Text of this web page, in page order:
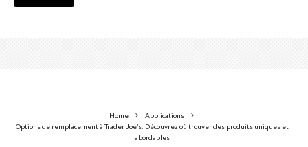
Home
Applications
Options de remplacement à Trader Joe’s: Découvrez où trouver des produits uniques et
abordables